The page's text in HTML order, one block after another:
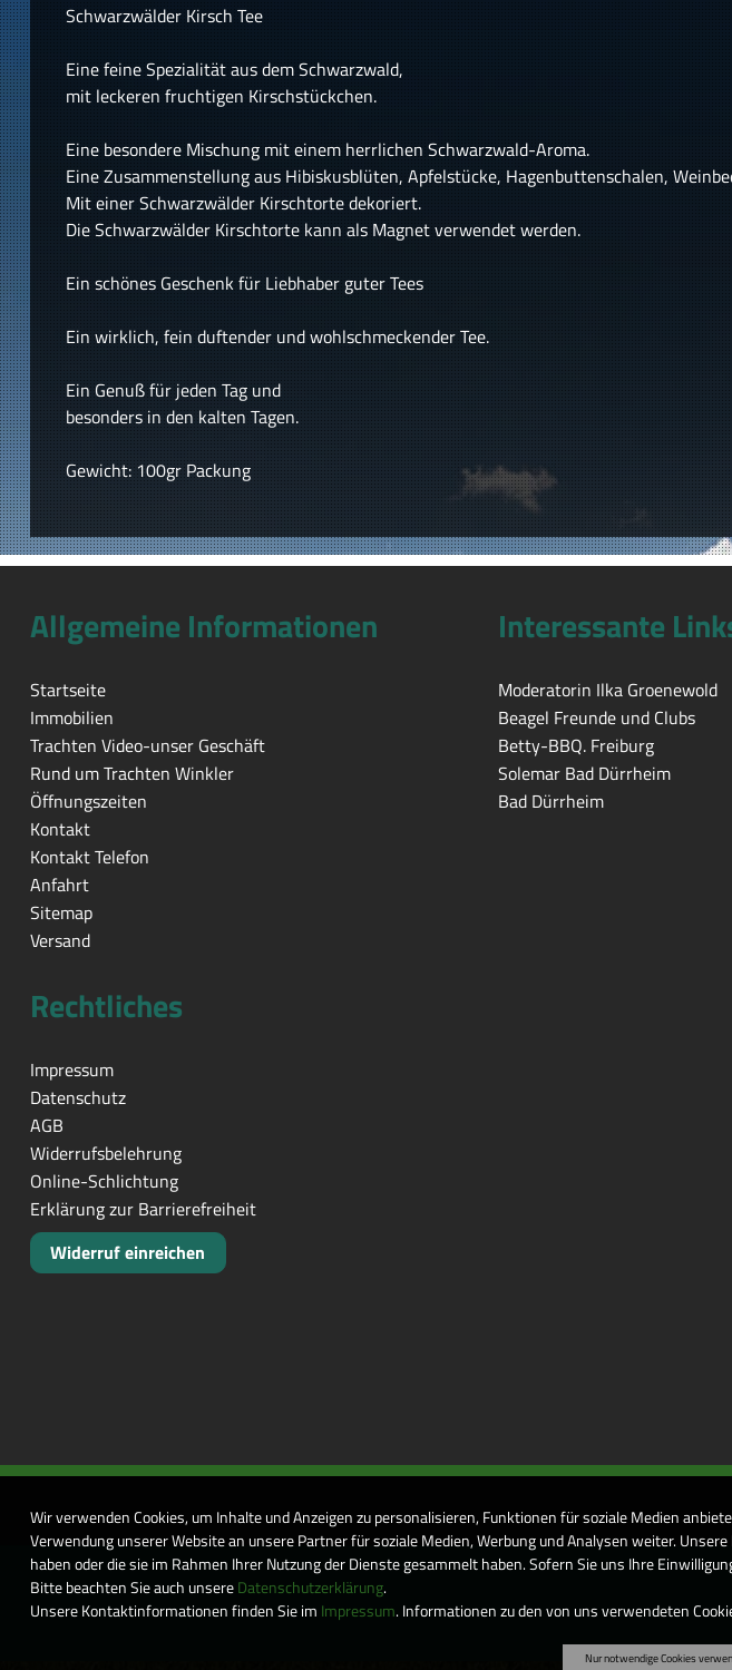
Schwarzwälder Kirsch Tee
Eine feine Spezialität aus dem Schwarzwald,
mit leckeren fruchtigen Kirschstückchen.
Eine besondere Mischung mit einem herrlichen Schwarzwald-Aroma.
Eine Zusammenstellung aus Hibiskusblüten, Apfelstücke, Hagenbuttenschalen,
Mit einer Schwarzwälder Kirschtorte dekoriert.
Die Schwarzwälder Kirschtorte kann als Magnet verwendet werden.
Ein schönes Geschenk für Liebhaber guter Tees
Ein wirklich, fein duftender und wohlschmeckender Tee.
Ein Genuß für jeden Tag und
besonders in den kalten Tagen.
Gewicht: 100gr Packung
Allgemeine Informationen
Startseite
Immobilien
Trachten Video-unser Geschäft
Rund um Trachten Winkler
Öffnungszeiten
Kontakt
Kontakt Telefon
Anfahrt
Sitemap
Versand
Interessante
Moderatorin Ilka Groenewold
Beagel Freunde und Clubs
Betty-BBQ. Freiburg
Solemar Bad Dürrheim
Bad Dürrheim
Rechtliches
Impressum
Datenschutz
AGB
Widerrufsbelehrung
Online-Schlichtung
Erklärung zur Barrierefreiheit
Widerruf einreichen
Wir verwenden Cookies, um Inhalte und Anzeigen zu personalisieren, Funktionen für soziale Medien
Verwendung unserer Website an unsere Partner für soziale Medien, Werbung und Analysen weiter.
haben oder die sie im Rahmen Ihrer Nutzung der Dienste gesammelt haben. Sofern Sie uns Ihre
Bitte beachten Sie auch unsereDatenschutzerklärung.
Unsere Kontaktinformationen finden Sie im Impressum. Informationen zu den von uns verwendeten
Nur notwendige Cookies